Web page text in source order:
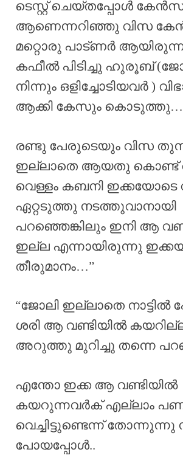
ടെസ്റ്റ്‌ ചെയ്തപ്പോൾ
ആണെന്നറിഞ്ഞു വിസ
മറ്റൊരു പാട്ണർ
കഫീൽ പിടിച്ചു ഹുരൂബ്
നിന്നും ഒളിച്ചോടിയവർ )
ആക്കി കേസും കൊടുത്തു…
രണ്ടു പേരുടെയും വിസ
ഇല്ലാതെ ആയതു കൊണ്ട്
വെള്ളം കബനി ഇക്കയോടെ
ഏറ്റടുത്തു നടത്തുവാനായി
പറഞ്ഞെങ്കിലും ഇനി ആ
ഇല്ല എന്നായിരുന്നു
തീരുമാനം…”
“ജോലി ഇല്ലാതെ
ശരി ആ വണ്ടിയിൽ
അറുത്തു മുറിച്ചു തന്നെ
എന്തോ ഇക്ക ആ വണ്ടിയിൽ
കയറുന്നവർക് എല്ലാം
വെച്ചിട്ടുണ്ടെന്ന് തോന്നുന്നു
പോയപ്പോൾ..